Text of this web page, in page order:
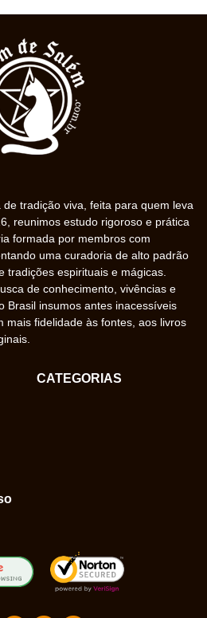
tradição viva, feita para quem leva
reunimos estudo rigoroso e prática
formada por membros com
uma curadoria de alto padrão
tradições espirituais e mágicas.
de conhecimento, vivências e
Brasil insumos antes inacessíveis
mais fidelidade às fontes, aos livros
CATEGORIAS